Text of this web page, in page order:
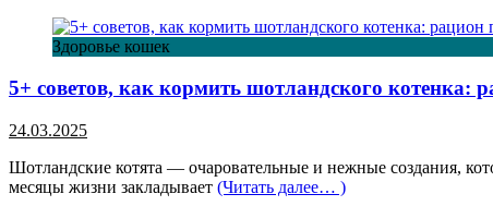
Здоровье кошек
5+ советов, как кормить шотландского
24.03.2025
Шотландские котята — очаровательные и нежные создания,
месяцы жизни закладывает (Читать далее… )